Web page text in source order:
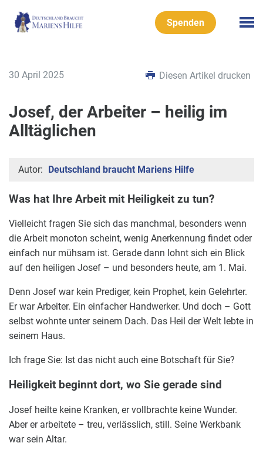
Spenden
30 April 2025 Diesen Artikel drucken
Josef, der Arbeiter – heilig im
Alltäglichen
Autor: Deutschland braucht Mariens Hilfe
Was hat Ihre Arbeit mit Heiligkeit zu tun?
Vielleicht fragen Sie sich das manchmal, besonders wenn
die Arbeit monoton scheint, wenig Anerkennung findet oder
einfach nur mühsam ist. Gerade dann lohnt sich ein Blick
auf den heiligen Josef – und besonders heute, am 1. Mai.
Denn Josef war kein Prediger, kein Prophet, kein Gelehrter.
Er war Arbeiter. Ein einfacher Handwerker. Und doch – Gott
selbst wohnte unter seinem Dach. Das Heil der Welt lebte in
seinem Haus.
Ich frage Sie: Ist das nicht auch eine Botschaft für Sie?
Heiligkeit beginnt dort, wo Sie gerade sind
Josef heilte keine Kranken, er vollbrachte keine Wunder.
Aber er arbeitete – treu, verlässlich, still. Seine Werkbank
war sein Altar.